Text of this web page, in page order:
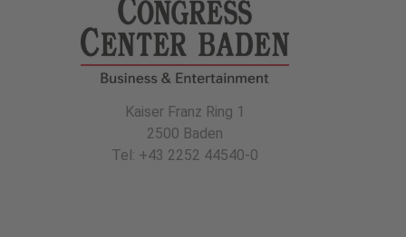
Kaiser Franz Ring 1
2500 Baden
Tel: +43 2252 44540-0